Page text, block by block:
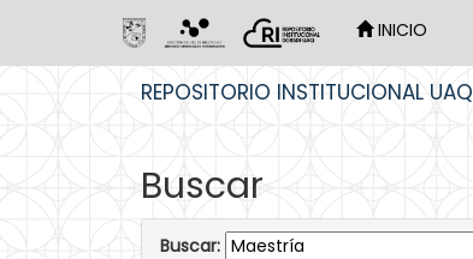
INICIO
REPOSITORIO INSTITUCIONAL UAQ
Buscar
Buscar: